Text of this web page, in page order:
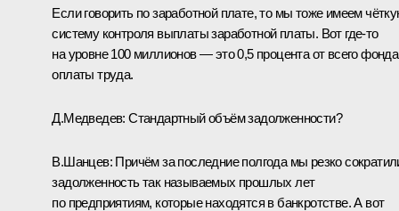
Если говорить по заработной плате, то мы тоже имеем
систему контроля выплаты заработной платы. Вот где‑то
на уровне 100 миллионов — это 0,5 процента от всего фонда
оплаты труда.
Д.Медведев: Стандартный объём задолженности?
В.Шанцев: Причём за последние полгода мы резко
задолженность так называемых прошлых лет
по предприятиям, которые находятся в банкротстве. А вот